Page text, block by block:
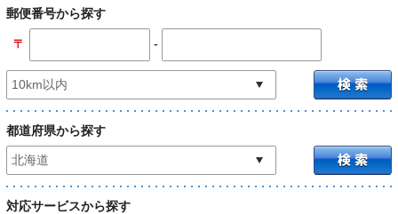
郵便番号から探す
〒 -
都道府県から探す
対応サービスから探す